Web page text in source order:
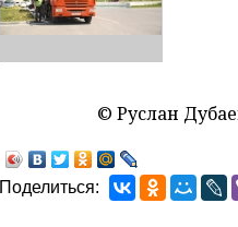
© Руслан
Поделиться: